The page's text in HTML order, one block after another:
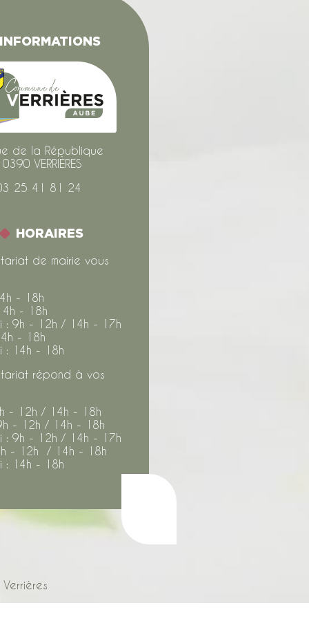
de la République
VERRIÈRES
25 41 81 24
HORAIRES
de mairie vous
- 18h
- 18h
: 9h - 12h / 14h - 17h
- 18h
: 14h - 18h
répond à vos
- 12h / 14h - 18h
- 12h / 14h - 18h
: 9h - 12h / 14h - 17h
- 12h / 14h - 18h
: 14h - 18h